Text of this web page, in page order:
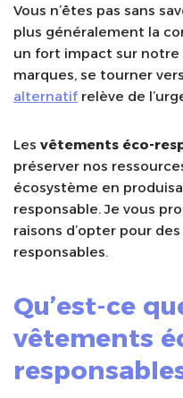
Vous n’êtes pas sans
plus généralement la
un fort impact sur notre
marques, se tourner
alternatif relève de
Les vêtements éco-
préserver nos
écosystème en
responsable. Je vous
raisons d’opter pour
responsables.
Qu’est-ce
vêtements